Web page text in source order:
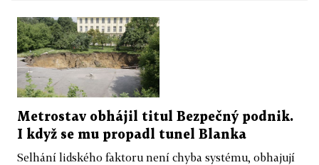
Metrostav obhájil titul Bezpečný podnik.
I když se mu propadl tunel Blanka
Selhání lidského faktoru není chyba systému, obhajují